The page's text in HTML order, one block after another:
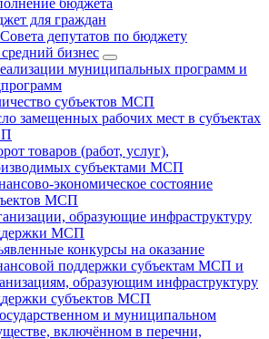
бюджета
для граждан
депутатов по бюджету
бизнес
муниципальных программ и
субъектов МСП
замещенных рабочих мест в субъектах
товаров (работ, услуг),
субъектами МСП
экономическое состояние
МСП
образующие инфраструктуру
МСП
конкурсы на оказание
поддержки субъектам МСП и
образующим инфраструктуру
субъектов МСП
и муниципальном
включённом в перечни,